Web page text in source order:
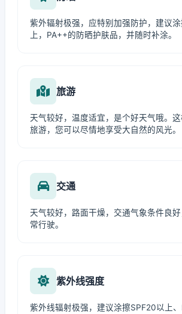
紫外辐射极强，应特别加强防护，建议
上，PA++的防晒护肤品，并随时补涂。
旅游
天气较好，温度适宜，是个好天气哦。
旅游，您可以尽情地享受大自然的风光。
交通
天气较好，路面干燥，交通气象条件良
常行驶。
紫外线强度
紫外线辐射极强，建议涂擦SPF20以上